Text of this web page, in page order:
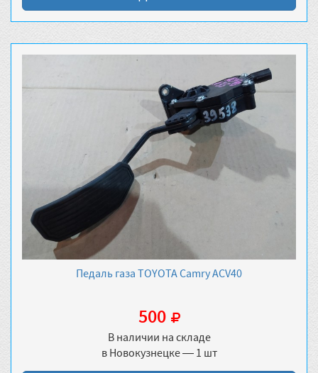
Педаль газа TOYOTA Camry ACV40
500
В наличии на складе
в Новокузнецке — 1 шт